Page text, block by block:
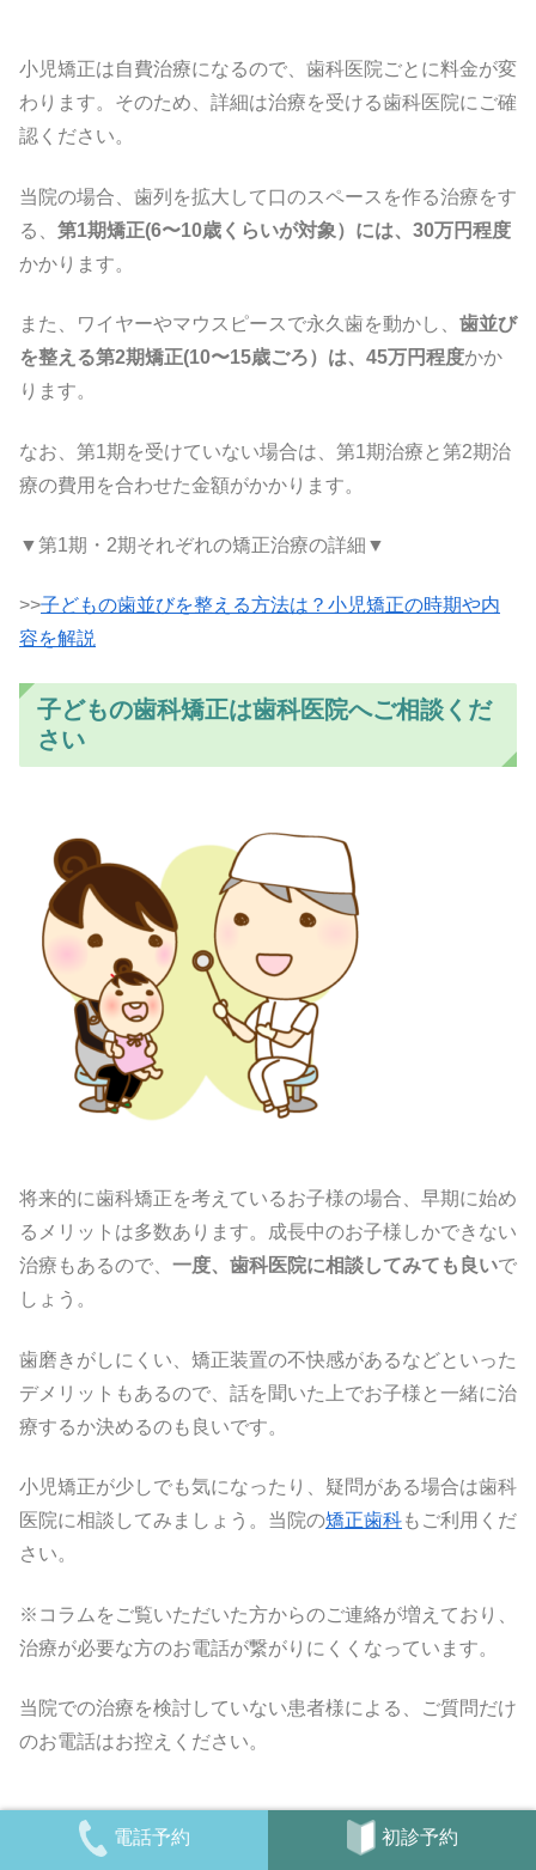
小児矯正は自費治療になるので、歯科医院ごとに料金が変
わります。そのため、詳細は治療を受ける歯科医院にご確
認ください。
当院の場合、歯列を拡大して口のスペースを作る治療をす
る、 第1期矯正(6〜10歳くらいが対象）には、30万円程度
かかります。
また、ワイヤーやマウスピースで永久歯を動かし、 歯並び
を整える第2期矯正(10〜15歳ごろ）は、45万円程度かか
ります。
なお、第1期を受けていない場合は、第1期治療と第2期治
療の費用を合わせた金額がかかります。
▼第1期・2期それぞれの矯正治療の詳細▼
>>子どもの歯並びを整える方法は？小児矯正の時期や内
容を解説
子どもの歯科矯正は歯科医院へご相談くだ
さい
将来的に歯科矯正を考えているお子様の場合、早期に始め
るメリットは多数あります。成長中のお子様しかできない
治療もあるので、 一度、歯科医院に相談してみても良いで
しょう。
歯磨きがしにくい、矯正装置の不快感があるなどといった
デメリットもあるので、話を聞いた上でお子様と一緒に治
療するか決めるのも良いです。
小児矯正が少しでも気になったり、疑問がある場合は歯科
医院に相談してみましょう。当院の矯正歯科もご利用くだ
さい。
※コラムをご覧いただいた方からのご連絡が増えており、
治療が必要な方のお電話が繋がりにくくなっています。
当院での治療を検討していない患者様による、ご質問だけ
のお電話はお控えください。
電話予約 初診予約